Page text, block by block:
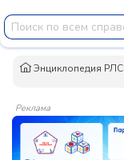
Энциклопедия РЛС
Реклама